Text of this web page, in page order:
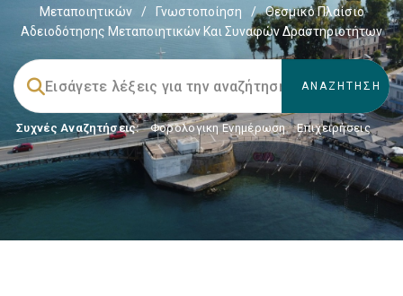
Μεταποιητικών
/ Γνωστοποίηση /
Θεσμικό Πλαίσιο
Αδειοδότησης Μεταποιητικών Και Συναφών Δραστηριοτήτων
Συχνές Αναζητήσεις: Φορολογικη Ενημέρωση, Επιχειρήσεις